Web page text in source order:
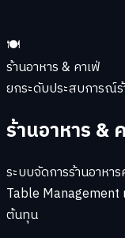
🍽️
ร้านอาหาร & คาเฟ่
ยกระดับประสบการณ์ร้
ร้านอาหาร &
ระบบจัดการร้านอาหา
Table Management
ต้นทุน